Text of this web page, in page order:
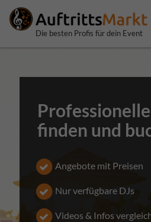
Die besten Profis für dein Event
finden und
Angebote mit Preisen
Nur verfügbare DJs
Videos & Infos